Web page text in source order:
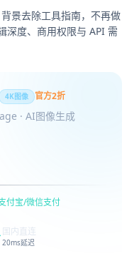
景去除工具指南，不再做
深度、商用权限与 API 需
4K图像 官方2折
· AI图像生成
付宝/微信支付
国内直连
20ms延迟